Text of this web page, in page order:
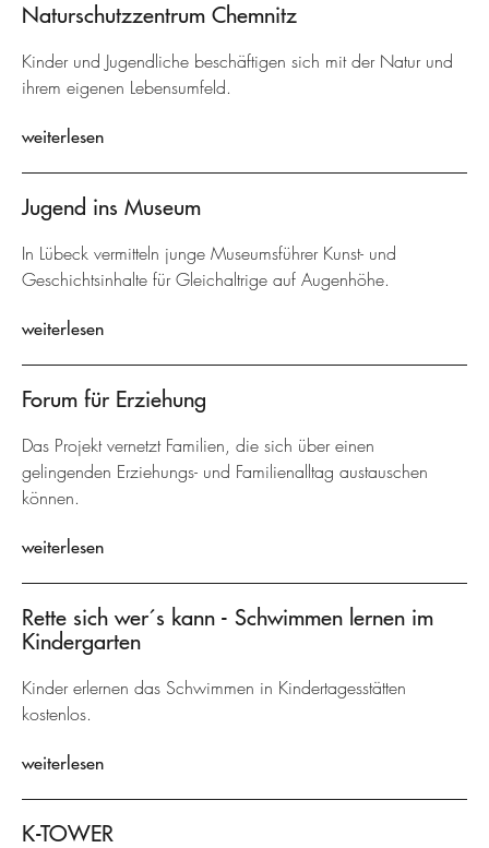
Naturschutzzentrum Chemnitz
Kinder und Jugendliche beschäftigen sich mit der Natur und
ihrem eigenen Lebensumfeld.
weiterlesen
Jugend ins Museum
In Lübeck vermitteln junge Museumsführer Kunst- und
Geschichtsinhalte für Gleichaltrige auf Augenhöhe.
weiterlesen
Forum für Erziehung
Das Projekt vernetzt Familien, die sich über einen
gelingenden Erziehungs- und Familienalltag austauschen
können.
weiterlesen
Rette sich wer´s kann - Schwimmen lernen im
Kindergarten
Kinder erlernen das Schwimmen in Kindertagesstätten
kostenlos.
weiterlesen
K-TOWER